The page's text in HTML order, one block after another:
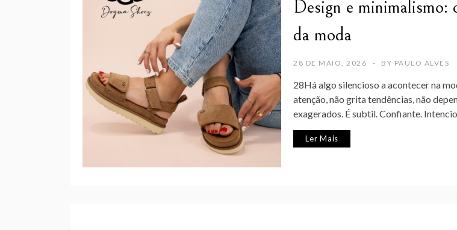
Design e minimalismo:
da moda
28 DE MAIO, 2026 BY PAULO ALVES
28Há algo silencioso a acontecer na
atenção, não grita tendências, não
exagerados. É subtil. Confiante.
Ler Mais